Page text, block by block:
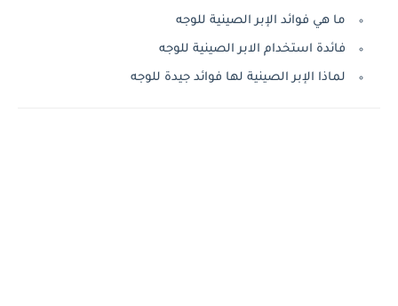
ما هي فوائد الإبر الصينية للوجه
فائدة استخدام الابر الصينية للوجه
لماذا الإبر الصينية لها فوائد جيدة للوجه